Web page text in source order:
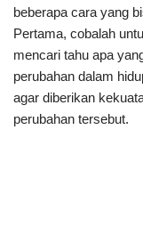
beberapa cara yang
Pertama, cobalah
mencari tahu apa
perubahan dalam
agar diberikan
perubahan tersebut.